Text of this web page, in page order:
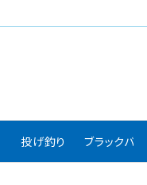
投げ釣り ブラックバス